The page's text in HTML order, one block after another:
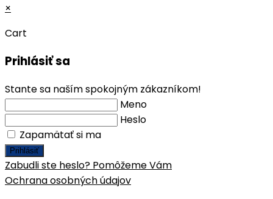
×
Cart
Prihlásiť sa
Stante sa naším spokojným zákazníkom!
Meno
Heslo
Zapamätať si ma
Prihlásiť
Zabudli ste heslo? Pomôžeme Vám
Ochrana osobných údajov